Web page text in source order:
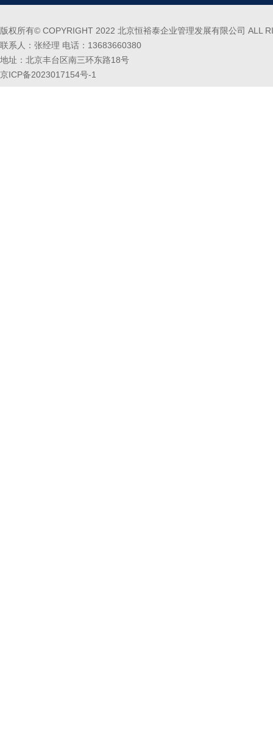
版权所有© COPYRIGHT 2022 北京恒裕泰企业管理发展有限公司 ALL
联系人：张经理 电话：13683660380
地址：北京丰台区南三环东路18号
京ICP备2023017154号-1